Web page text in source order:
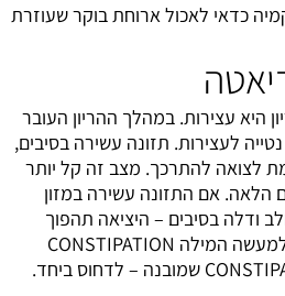
כדאי לאכול ארוחת בוקר שעוזרת
היא עצירות. במהלך ההריון העובר
לעצירות. תזונה עשירה בסיבים,
לצואה להתרכך. מצב זה קל יותר
הלאה. אם התזונה עשירה במזון
ודלה בסיבים – היציאה תהפוך
לדחוסה וקשה יותר למעבר. למעשה המילה CONSTIPATION